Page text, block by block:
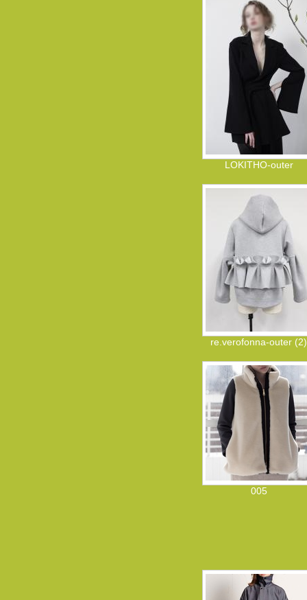
LOKITHO-outer
re.verofonna-outer (2)
005